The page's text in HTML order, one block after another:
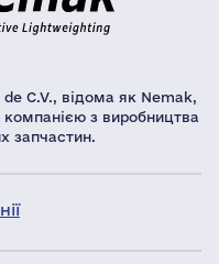
C.V., відома як Nemak,
з виробництва
запчастин.